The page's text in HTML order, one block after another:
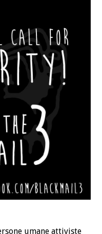
umane attiviste